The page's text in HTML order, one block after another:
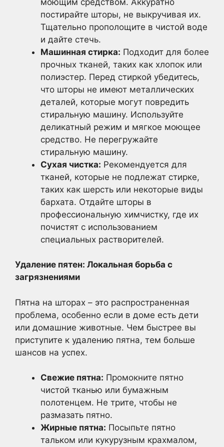
постирайте шторы, не выкручивая их.
Тщательно прополощите в чистой воде
и дайте стечь.
Машинная стирка: Подходит для более
прочных тканей, таких как хлопок или
полиэстер. Перед стиркой убедитесь,
что шторы не имеют металлических
деталей, которые могут повредить
стиральную машину. Используйте
деликатный режим и мягкое моющее
средство. Не перегружайте
стиральную машину.
Сухая чистка: Рекомендуется для
тканей, которые не подлежат стирке,
таких как шерсть или некоторые виды
бархата. Отдайте шторы в
профессиональную химчистку, где их
почистят с использованием
специальных растворителей.
Удаление пятен: Локальная борьба с
загрязнениями
Пятна на шторах – это распространенная
проблема, особенно если в доме есть дети
или домашние животные. Чем быстрее вы
приступите к удалению пятна, тем больше
шансов на успех.
Свежие пятна: Промокните пятно
чистой тканью или бумажным
полотенцем. Не трите, чтобы не
размазать пятно.
Жирные пятна: Посыпьте пятно
тальком или кукурузным крахмалом,